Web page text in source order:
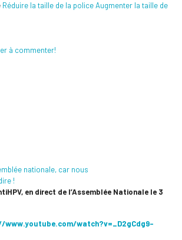
Réduire la taille de la policeAugmenter la taille de
à commenter!
en direct de l’Assemblée Nationale le 3
watch?v=_D2gCdg9-